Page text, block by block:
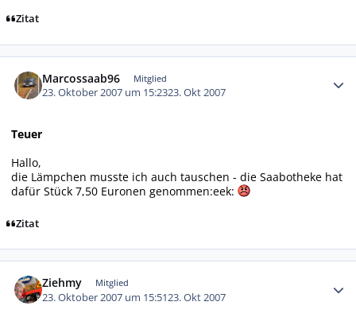
Zitat
Marcossaab96 Mitglied
23. Oktober 2007 um 15:2323. Okt 2007
Teuer
Hallo,
die Lämpchen musste ich auch tauschen - die Saabotheke hat
dafür Stück 7,50 Euronen genommen:eek:
Zitat
Ziehmy Mitglied
23. Oktober 2007 um 15:5123. Okt 2007